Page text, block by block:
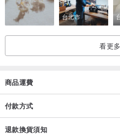
每次包括織物，皮革，藤條或其他
產不同材料的組合會改變性能，因
進行調整它是通過頑強的反複試驗建
樂隊使用複古樂隊，內部藤條也不是
個。只能生產出可以生產的數量。同
台北市
看更多
商品運費
付款方式
退款換貨須知